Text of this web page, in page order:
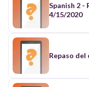
Spanish 2 -
4/15/2020
Repaso